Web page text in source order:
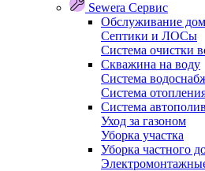
Sewera Сервис
Обслуживание
Септики и ЛОСы
Система очистки
Скважина на воду
Система
Система
Система
Уход за газоном
Уборка участка
Уборка частного